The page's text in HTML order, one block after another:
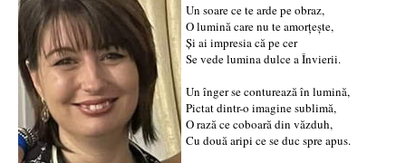
Un soare ce te arde pe obraz,
O lumină care nu te amorțește,
Și ai impresia că pe cer
Se vede lumina dulce a Învierii.
Un înger se conturează în lumină,
Pictat dintr-o imagine sublimă,
O rază ce coboară din văzduh,
Cu două aripi ce se duc spre apus.